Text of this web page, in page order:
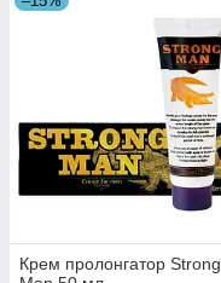
Крем пролонгатор Strong